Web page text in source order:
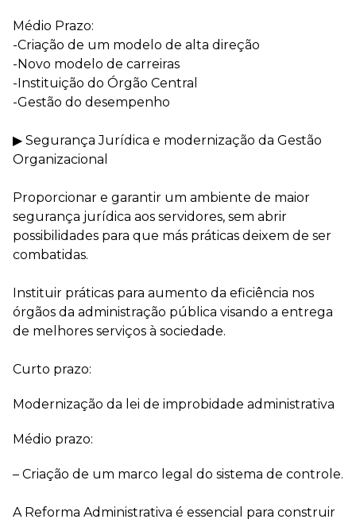
Médio Prazo:
-Criação de um modelo de alta direção
-Novo modelo de carreiras
-Instituição do Órgão Central
-Gestão do desempenho
▶ Segurança Jurídica e modernização da Gestão
Organizacional
Proporcionar e garantir um ambiente de maior
segurança jurídica aos servidores, sem abrir
possibilidades para que más práticas deixem de ser
combatidas.
Instituir práticas para aumento da eficiência nos
órgãos da administração pública visando a entrega
de melhores serviços à sociedade.
Curto prazo:
Modernização da lei de improbidade administrativa
Médio prazo:
– Criação de um marco legal do sistema de controle.
A Reforma Administrativa é essencial para construir